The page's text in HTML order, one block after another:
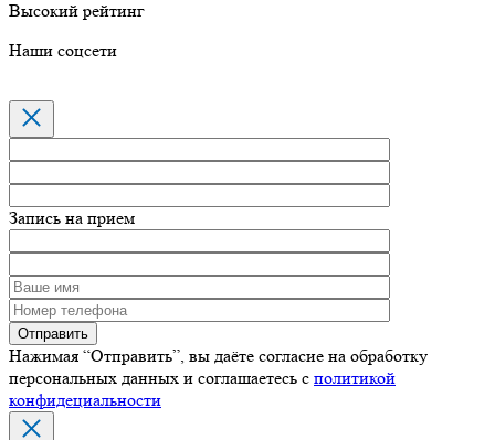
Высокий рейтинг
Наши соцсети
Запись на прием
Нажимая “Отправить”, вы даёте согласие на обработку
персональных данных и соглашаетесь с политикой
конфидециальности